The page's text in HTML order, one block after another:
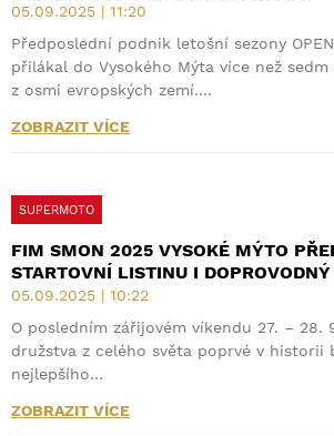
05.09.2025 | 11:20
Předposlední podnik letošní sezony
přilákal do Vysokého Mýta více než
z osmi evropských zemí.…
ZOBRAZIT VÍCE
SUPERMOTO
FIM SMON 2025 VYSOKÉ MÝTO
STARTOVNÍ LISTINU I
05.09.2025 | 10:22
O posledním zářijovém víkendu 27. – 28.
družstva z celého světa poprvé v
nejlepšího…
ZOBRAZIT VÍCE